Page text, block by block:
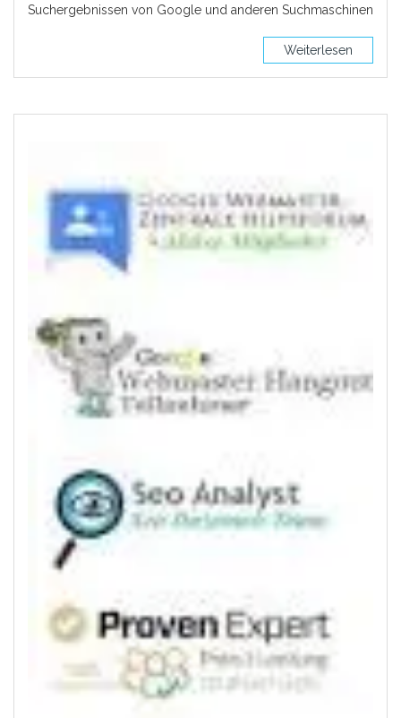
Suchergebnissen von Google und anderen Suchmaschinen
Weiterlesen